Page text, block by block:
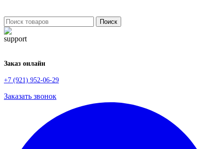
Поиск
Заказ онлайн
+7 (921) 952-06-29
Заказать звонок